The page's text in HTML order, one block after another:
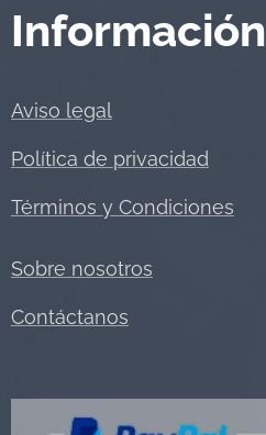
Información
Aviso legal
Política de privacidad
Términos y Condiciones
Sobre nosotros
Contáctanos